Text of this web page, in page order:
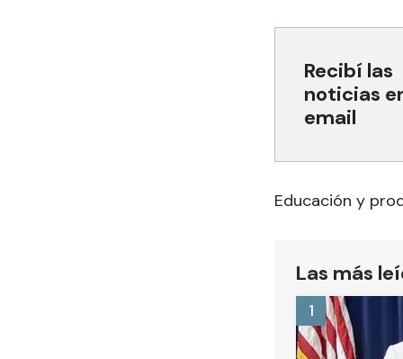
Recibí las
noticias
email
Educación y
Las más
1